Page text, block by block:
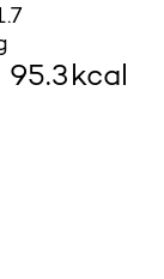
95.3kcal